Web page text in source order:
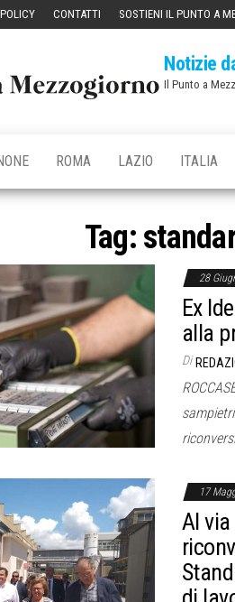
CONTATTI SOSTIENI IL PUNTO A
Notizie
Il Punto a
ROMA LAZIO ITALIA
Tag:
28
Ex
alla
Di
17
Al